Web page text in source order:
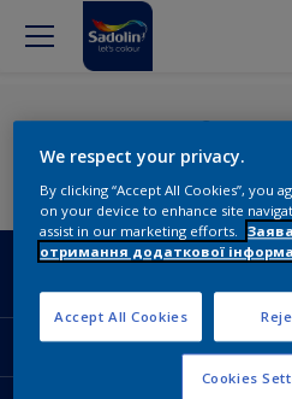
Стежте
Sadolin
Про компанiю
Контактна iнформацiя
Популярнi категорії
We respect your privacy.
By clicking “Accept All Cookies”, you
on your device to enhance site
assist in our marketing efforts.
отримання додаткової
Accept All Cookies
Cookies